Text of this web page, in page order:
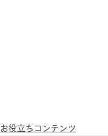
お役立ちコンテンツ